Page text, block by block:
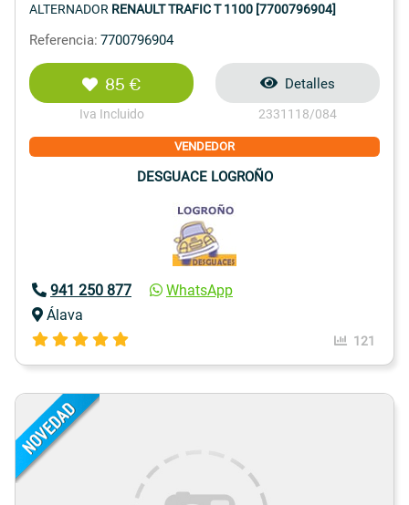
ALTERNADOR RENAULT TRAFIC T 1100 [7700796904]
Referencia: 7700796904
85 €
Iva Incluido
Detalles
2331118/084
VENDEDOR
DESGUACE LOGROÑO
941 250 877
WhatsApp
Álava
121